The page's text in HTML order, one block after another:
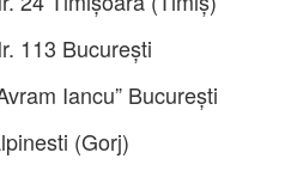
113 București
Iancu” București
(Gorj)